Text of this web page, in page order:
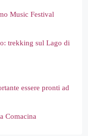
Music Festival
trekking sul Lago di
essere pronti ad
Comacina